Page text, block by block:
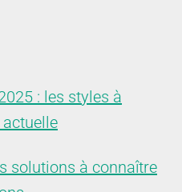
: les styles à
solutions à connaître